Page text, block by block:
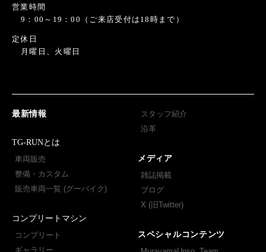
営業時間
9：00～19：00（ご来店受付は18時まで）
定休日
月曜日、火曜日
最新情報
TG-RUNとは
車両販売
整備・カスタム
販売車両一覧 (グーバイク)
コンプリートマシン
コンプリート
ギャラリー
スタッフ紹介
沿革
メディア
雑誌掲載
ブログ
X (旧Twitter)
スペシャルコンテンツ